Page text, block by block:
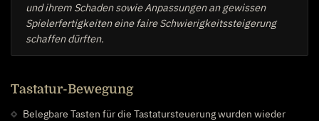
und ihrem Schaden sowie Anpassungen an gewissen
Spielerfertigkeiten eine faire Schwierigkeitssteigerung
schaffen dürften.
Tastatur-Bewegung
Belegbare Tasten für die Tastatursteuerung wurden wieder